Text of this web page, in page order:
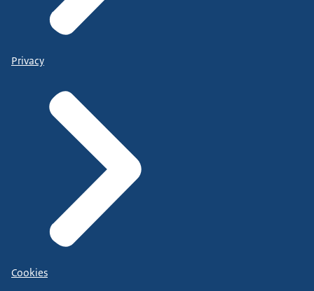
Privacy
Cookies